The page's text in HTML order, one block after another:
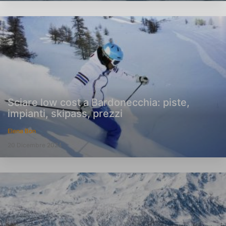
Sciare low cost a Bardonecchia: piste,
impianti, skipass, prezzi
Elena Bon
20 Dicembre 2024